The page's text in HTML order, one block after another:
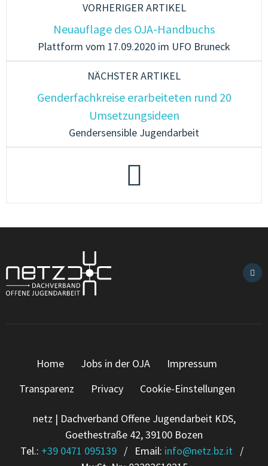
VORHERIGER ARTIKEL
Neuauflage des OJA-Handbuchs
Plattform vom 17.09.2020 im UFO Bruneck
NÄCHSTER ARTIKEL
Genderfachkreise erarbeiteten rund 20
Umsetzungsideen
Gendersensible Jugendarbeit
Home Jobs in der OJA
Impressum
Transparenz
Privacy Cookie-Einstellungen
netz | Dachverband Offene Jugendarbeit KDS,
Goethestraße 42, 39100 Bozen
Tel.: +39 0471 095139/ Email: info@netz.bz.it /